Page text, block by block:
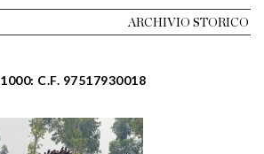
ARCHIVIO STORICO
C.F. 97517930018